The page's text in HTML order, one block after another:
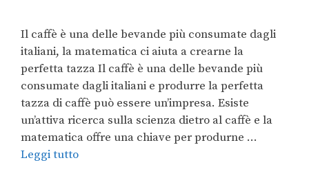
Il caffè è una delle bevande più consumate dagli
italiani, la matematica ci aiuta a crearne la
perfetta tazza Il caffè è una delle bevande più
consumate dagli italiani e produrre la perfetta
tazza di caffè può essere un’impresa. Esiste
un’attiva ricerca sulla scienza dietro al caffè e la
matematica offre una chiave per produrne …
Leggi tutto